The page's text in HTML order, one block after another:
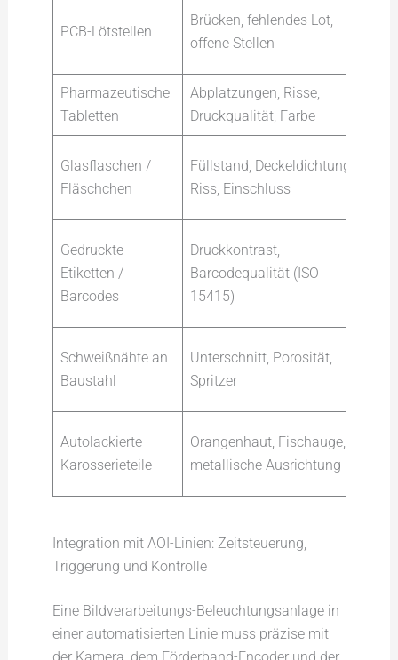
PCB-Lötstellen
Brücken, fehlendes Lot,
offene Stellen
Pharmazeutische
Tabletten
Abplatzungen, Risse,
Druckqualität, Farbe
Glasflaschen /
Fläschchen
Füllstand, Deckeldichtung,
Riss, Einschluss
Gedruckte
Etiketten /
Barcodes
Druckkontrast,
Barcodequalität (ISO
15415)
Schweißnähte an
Baustahl
Unterschnitt, Porosität,
Spritzer
Autolackierte
Karosserieteile
Orangenhaut, Fischauge,
metallische Ausrichtung
Integration mit AOI-Linien: Zeitsteuerung,
Triggerung und Kontrolle
Eine Bildverarbeitungs-Beleuchtungsanlage in
einer automatisierten Linie muss präzise mit